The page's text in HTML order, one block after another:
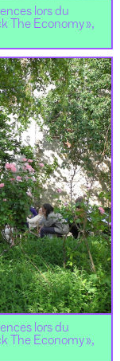
lors du
The Economy »,
lors du
The Economy »,